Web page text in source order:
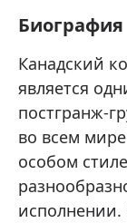
Биография
Канадский
является
постгранж-
во всем
особом